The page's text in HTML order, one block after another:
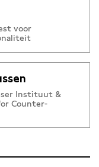
voor
Instituut &
Counter-